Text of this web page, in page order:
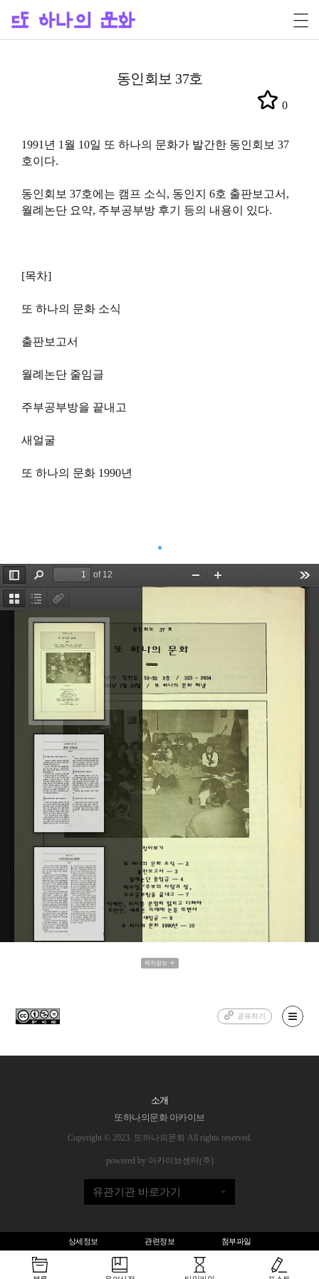
동인회보 37호
0
1991년 1월 10일 또 하나의 문화가 발간한 동인회보 37
호이다.
동인회보 37호에는 캠프 소식, 동인지 6호 출판보고서,
월례논단 요약, 주부공부방 후기 등의 내용이 있다.
[목차]
또 하나의 문화 소식
출판보고서
월례논단 줄임글
주부공부방을 끝내고
새얼굴
또 하나의 문화 1990년
목차정보
공유하기
상세정보 관련정보 첨부파일
소개
또하나의문화 아카이브
Copyright © 2023. 또하나의문화 All rights reserved.
powered by 아카이브센터(주)
유관기관 바로가기